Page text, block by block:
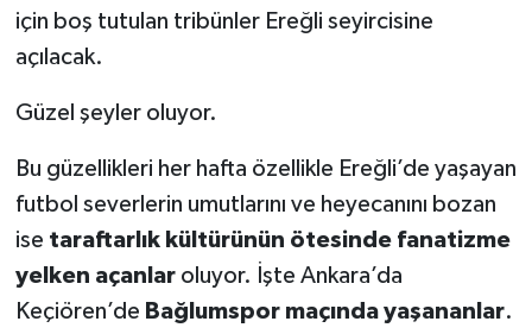
için boş tutulan tribünler Ereğli seyircisine
açılacak.
Güzel şeyler oluyor.
Bu güzellikleri her hafta özellikle Ereğli’de yaşayan
futbol severlerin umutlarını ve heyecanını bozan
ise taraftarlık kültürünün ötesinde fanatizme
yelken açanlaroluyor. İşte Ankara’da
Keçiören’de Bağlumspor maçında yaşananlar.